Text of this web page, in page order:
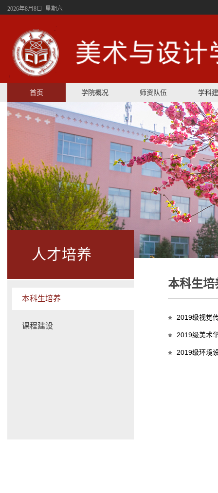
2026年8月8日 星期六
首页 学院概况 师资队伍 学科
人才培养
本科生培养
课程建设
本科生培
2019级视觉
2019级美术
2019级环境